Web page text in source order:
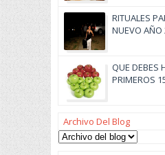
RITUALES
NUEVO AÑO
QUE DEBES
PRIMEROS
Archivo Del Blog